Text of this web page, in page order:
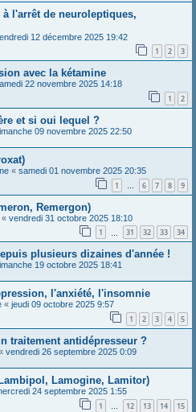
l'arrêt de neuroleptiques,
12 décembre 2025 19:42
1 2 3
avec la kétamine
22 novembre 2025 14:18
1 2
et si oui lequel ?
09 novembre 2025 22:50
« samedi 01 novembre 2025 20:35
1 … 6 7 8 9
Remergon)
« vendredi 31 octobre 2025 18:10
1 31 32 33 34
plusieurs dizaines d'année !
19 octobre 2025 18:41
l'anxiété, l'insomnie
« jeudi 09 octobre 2025 9:57
1 2 3 4 5
traitement antidépresseur ?
vendredi 26 septembre 2025 0:09
Lamogine, Lamitor)
24 septembre 2025 1:55
1 … 12 13 14 15